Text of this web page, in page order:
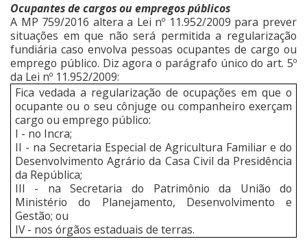
Ocupantes de cargos ou empregos públicos
A MP 759/2016 altera a Lei nº 11.952/2009 para prever
situações em que não será permitida a regularização
fundiária caso envolva pessoas ocupantes de cargo ou
emprego público. Diz agora o parágrafo único do art. 5º
da Lei nº 11.952/2009:
Fica vedada a regularização de ocupações em que o
ocupante ou o seu cônjuge ou companheiro exerçam
cargo ou emprego público:
I - no Incra;
II - na Secretaria Especial de Agricultura Familiar e do
Desenvolvimento Agrário da Casa Civil da Presidência
da República;
III - na Secretaria do Patrimônio da União do
Ministério do Planejamento, Desenvolvimento e
Gestão; ou
IV - nos órgãos estaduais de terras.